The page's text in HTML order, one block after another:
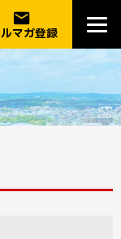
email
マガ登録